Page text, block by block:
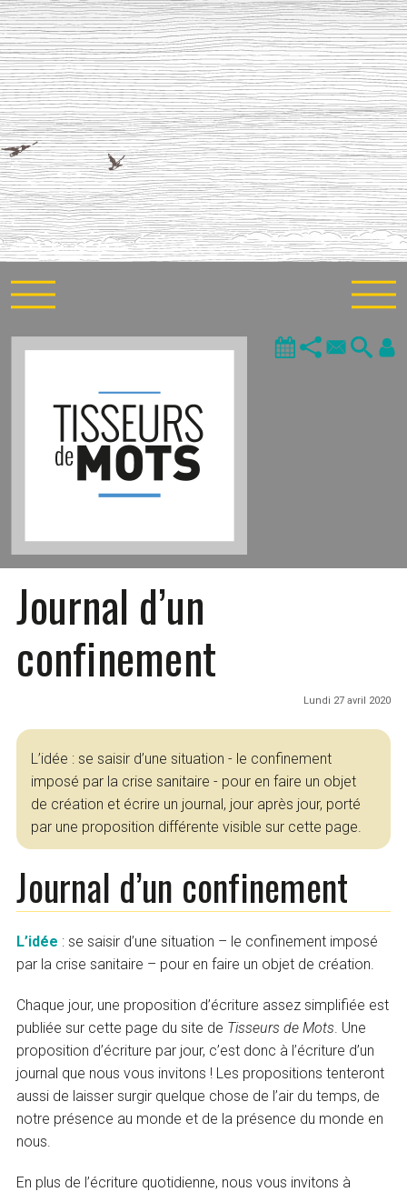
Journal d’un
confinement
Lundi 27 avril 2020
L’idée : se saisir d’une situation - le confinement
imposé par la crise sanitaire - pour en faire un objet
de création et écrire un journal, jour après jour, porté
par une proposition différente visible sur cette page.
Journal d’un confinement
L’idée : se saisir d’une situation – le confinement imposé
par la crise sanitaire – pour en faire un objet de création.
Chaque jour, une proposition d’écriture assez simplifiée est
publiée sur cette page du site de Tisseurs de Mots . Une
proposition d’écriture par jour, c’est donc à l’écriture d’un
journal que nous vous invitons ! Les propositions tenteront
aussi de laisser surgir quelque chose de l’air du temps, de
notre présence au monde et de la présence du monde en
nous.
En plus de l’écriture quotidienne, nous vous invitons à